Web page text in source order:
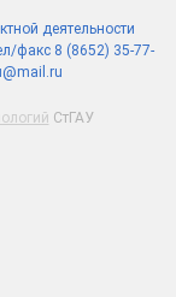
деятельности
факс 8 (8652) 35-77-
СтГАУ